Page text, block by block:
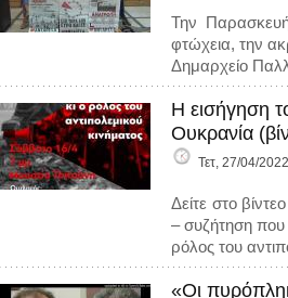
Την
φτώχεια, την
Δημαρχείο
Η εισήγηση
Ουκρανία
Τετ, 27/04/
Δείτε στο
– συζήτηση
ρόλος του
«Οι